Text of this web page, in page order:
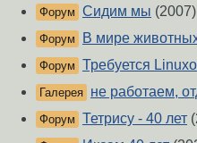
Форум Сидим мы (2007)
Форум В мире
Форум Требуется
Галерея не работаем,
Форум Тетрису - 40 лет